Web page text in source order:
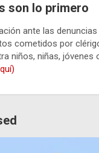
son lo primero
ante las
cometidos por
niños, niñas, jóvenes